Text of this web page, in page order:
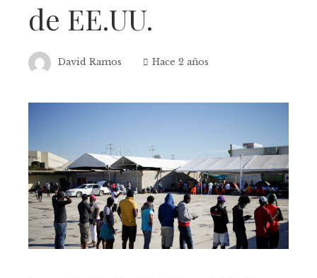
de EE.UU.
David Ramos Hace 2 años